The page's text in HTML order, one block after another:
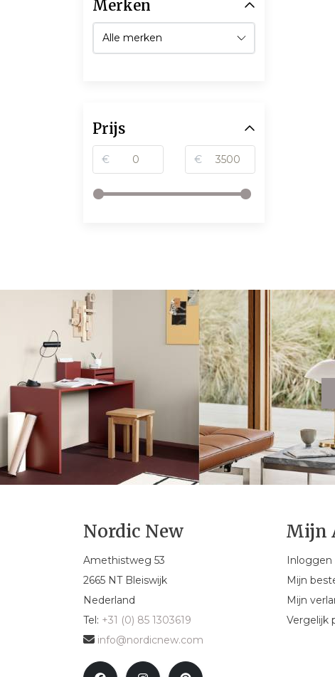
Merken
Prijs
€ €
Nordic New
Amethistweg 53
2665 NT Bleiswijk
Nederland
Tel: +31 (0) 85 1303619
info@nordicnew.com
Mijn
Inloggen
Mijn
Mijn
Vergelijk